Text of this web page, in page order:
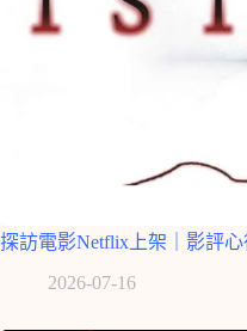
探訪電影Netflix上架｜影評
2026-07-16